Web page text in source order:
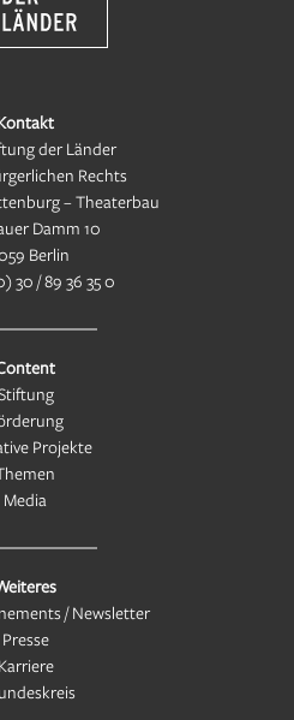
der Länder
Rechts
– Theaterbau
Damm 10
Berlin
30 / 89 36 35 0
Projekte
Media
/ Newsletter
Presse
Karriere